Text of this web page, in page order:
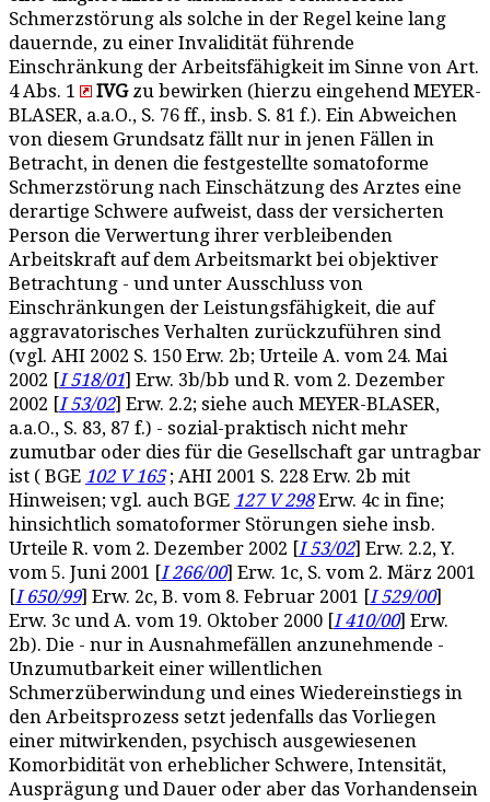
Schmerzstörung als solche in der Regel keine lang
dauernde, zu einer Invalidität führende
Einschränkung der Arbeitsfähigkeit im Sinne von Art.
4 Abs. 1
IVGzu bewirken (hierzu eingehend MEYER-
BLASER, a.a.O., S. 76 ff., insb. S. 81 f.). Ein Abweichen
von diesem Grundsatz fällt nur in jenen Fällen in
Betracht, in denen die festgestellte somatoforme
Schmerzstörung nach Einschätzung des Arztes eine
derartige Schwere aufweist, dass der versicherten
Person die Verwertung ihrer verbleibenden
Arbeitskraft auf dem Arbeitsmarkt bei objektiver
Betrachtung - und unter Ausschluss von
Einschränkungen der Leistungsfähigkeit, die auf
aggravatorisches Verhalten zurückzuführen sind
(vgl. AHI 2002 S. 150 Erw. 2b; Urteile A. vom 24. Mai
2002 [I 518/01] Erw. 3b/bb und R. vom 2. Dezember
2002 [I 53/02] Erw. 2.2; siehe auch MEYER-BLASER,
a.a.O., S. 83, 87 f.) - sozial-praktisch nicht mehr
zumutbar oder dies für die Gesellschaft gar untragbar
ist ( BGE 102 V 165; AHI 2001 S. 228 Erw. 2b mit
Hinweisen; vgl. auch BGE 127 V 298Erw. 4c in fine;
hinsichtlich somatoformer Störungen siehe insb.
Urteile R. vom 2. Dezember 2002 [I 53/02] Erw. 2.2, Y.
vom 5. Juni 2001 [I 266/00] Erw. 1c, S. vom 2. März 2001
[I 650/99] Erw. 2c, B. vom 8. Februar 2001 [I 529/00]
Erw. 3c und A. vom 19. Oktober 2000 [I 410/00] Erw.
2b). Die - nur in Ausnahmefällen anzunehmende -
Unzumutbarkeit einer willentlichen
Schmerzüberwindung und eines Wiedereinstiegs in
den Arbeitsprozess setzt jedenfalls das Vorliegen
einer mitwirkenden, psychisch ausgewiesenen
Komorbidität von erheblicher Schwere, Intensität,
Ausprägung und Dauer oder aber das Vorhandensein